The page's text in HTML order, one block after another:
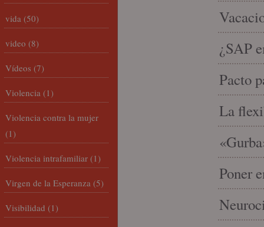
¿SAP
Pacto
La
Poner
vida (50)
video (8)
Vídeos (7)
Violencia (1)
Violencia contra la mujer
(1)
Violencia intrafamiliar (1)
Virgen de la Esperanza (5)
Visibilidad (1)